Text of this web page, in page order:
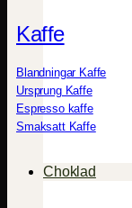
Kaffe
Blandningar Kaffe
Ursprung Kaffe
Espresso kaffe
Smaksatt Kaffe
Choklad